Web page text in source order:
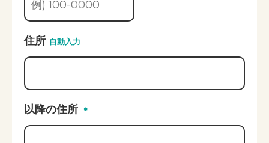
住所 自動入力
以降の住所 ＊